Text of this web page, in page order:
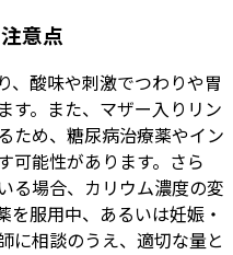
意点
、酸味や刺激でつわりや胃
す。また、マザー入りリン
ため、糖尿病治療薬やイン
可能性があります。さら
る場合、カリウム濃度の変
を服用中、あるいは妊娠・
に相談のうえ、適切な量と